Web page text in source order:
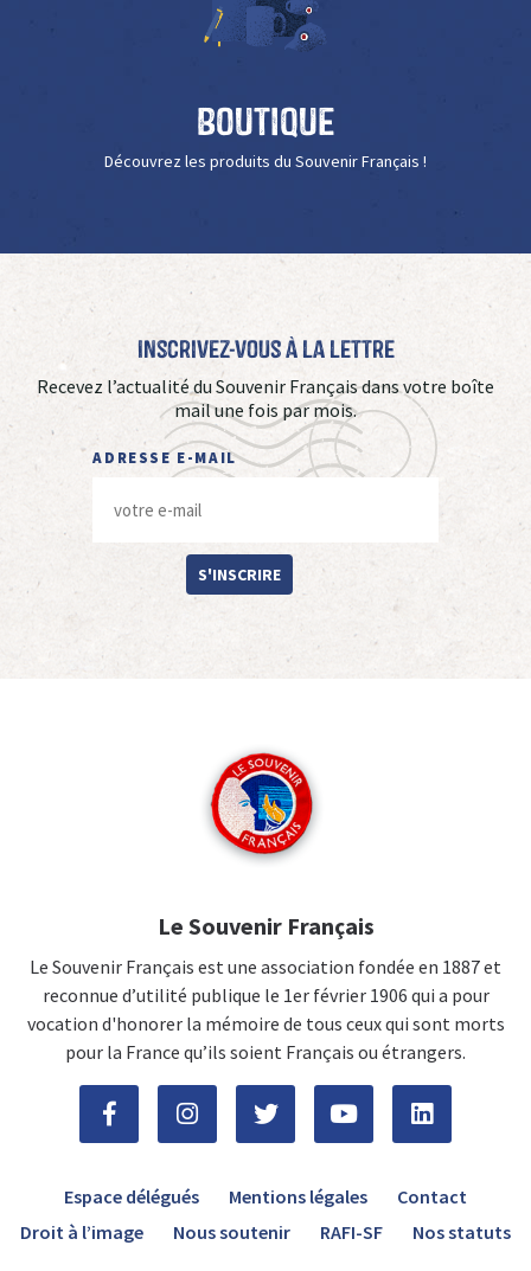
Boutique
Découvrez les produits du Souvenir Français !
Inscrivez-vous à La Lettre
Recevez l’actualité du Souvenir Français dans votre boîte
mail une fois par mois.
ADRESSE E-MAIL
S'INSCRIRE
Le Souvenir Français
Le Souvenir Français est une association fondée en 1887 et
reconnue d’utilité publique le 1er février 1906 qui a pour
vocation d'honorer la mémoire de tous ceux qui sont morts
pour la France qu’ils soient Français ou étrangers.
Espace délégués Mentions légales
Contact
Droit à l’image
Nous soutenir RAFI-SF Nos statuts